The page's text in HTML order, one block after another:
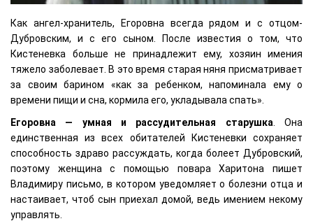
Как ангел-хранитель, Егоровна всегда рядом и с отцом-
Дубровским, и с его сыном. После известия о том, что
Кистеневка больше не принадлежит ему, хозяин имения
тяжело заболевает. В это время старая няня присматривает
за своим барином «как за ребенком, напоминала ему о
времени пищи и сна, кормила его, укладывала спать».
Егоровна — умная и рассудительная старушка . Она
единственная из всех обитателей Кистеневки сохраняет
способность здраво рассуждать, когда болеет Дубровский,
поэтому женщина с помощью повара Харитона пишет
Владимиру письмо, в котором уведомляет о болезни отца и
настаивает, чтоб сын приехал домой, ведь имением некому
управлять.